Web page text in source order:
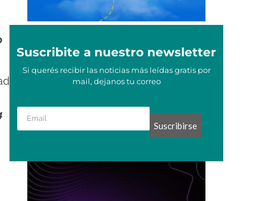
Suscribite a nuestro newsletter
Si querés recibir las noticias más leídas gratis por
mail, dejanos tu correo
Suscribirse